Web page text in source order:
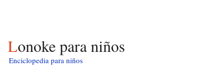
Lonoke para niños
Enciclopedia para niños